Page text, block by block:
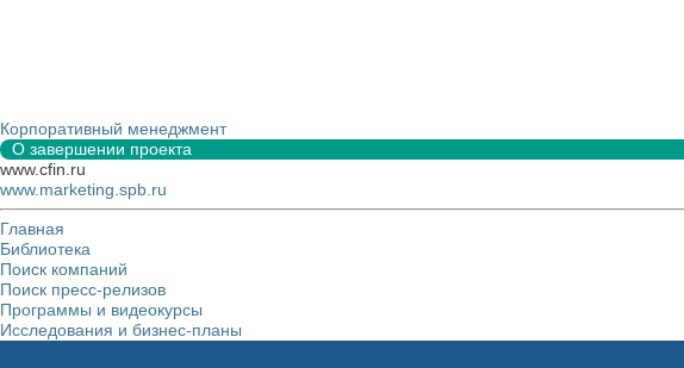
Корпоративный менеджмент
О завершении проекта
www.cfin.ru
www.marketing.spb.ru
Главная
Библиотека
Поиск компаний
Поиск пресс-релизов
Программы и видеокурсы
Исследования и бизнес-планы